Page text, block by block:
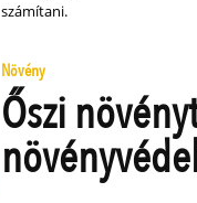
számítani.
Növény
Őszi